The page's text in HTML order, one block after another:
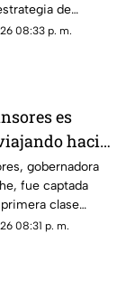
de
criticaba
08:33 p. m.
es
hacia
gobernadora
fue captada
clase
junto a su
08:31 p. m.